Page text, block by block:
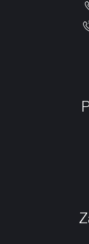
Početna
Online
O nama